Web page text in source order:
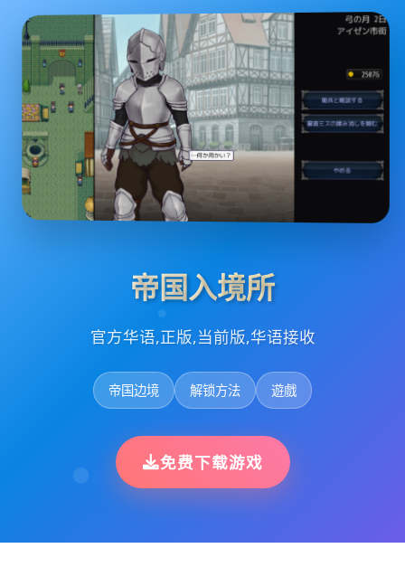
帝国入境所
官方华语,正版,当前版,华语接收
帝国边境 解锁方法 遊戲
免费下载游戏